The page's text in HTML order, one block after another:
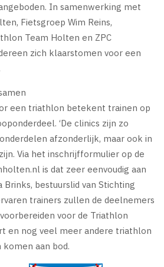
In samenwerking met
Fietsgroep Wim Reins,
Team Holten en ZPC
zich klaarstomen voor een
een triathlon betekent trainen op
‘De clinics zijn zo
afzonderlijk, maar ook in
Via het inschrijfformulier op de
is dat zeer eenvoudig aan
Brinks, bestuurslid van Stichting
trainers zullen de deelnemers
voor de Triathlon
en nog veel meer andere triathlon
aan bod.